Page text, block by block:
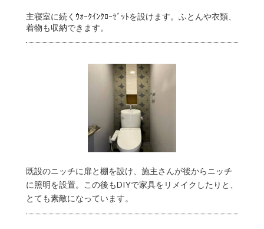
主寝室に続くｳｫｰｸｲﾝｸﾛｰｾﾞｯﾄを設けます。ふとんや衣類、
着物も収納できます。
既設のニッチに扉と棚を設け、施主さんが後からニッチ
に照明を設置。この後もDIYで家具をリメイクしたりと、
とても素敵になっています。